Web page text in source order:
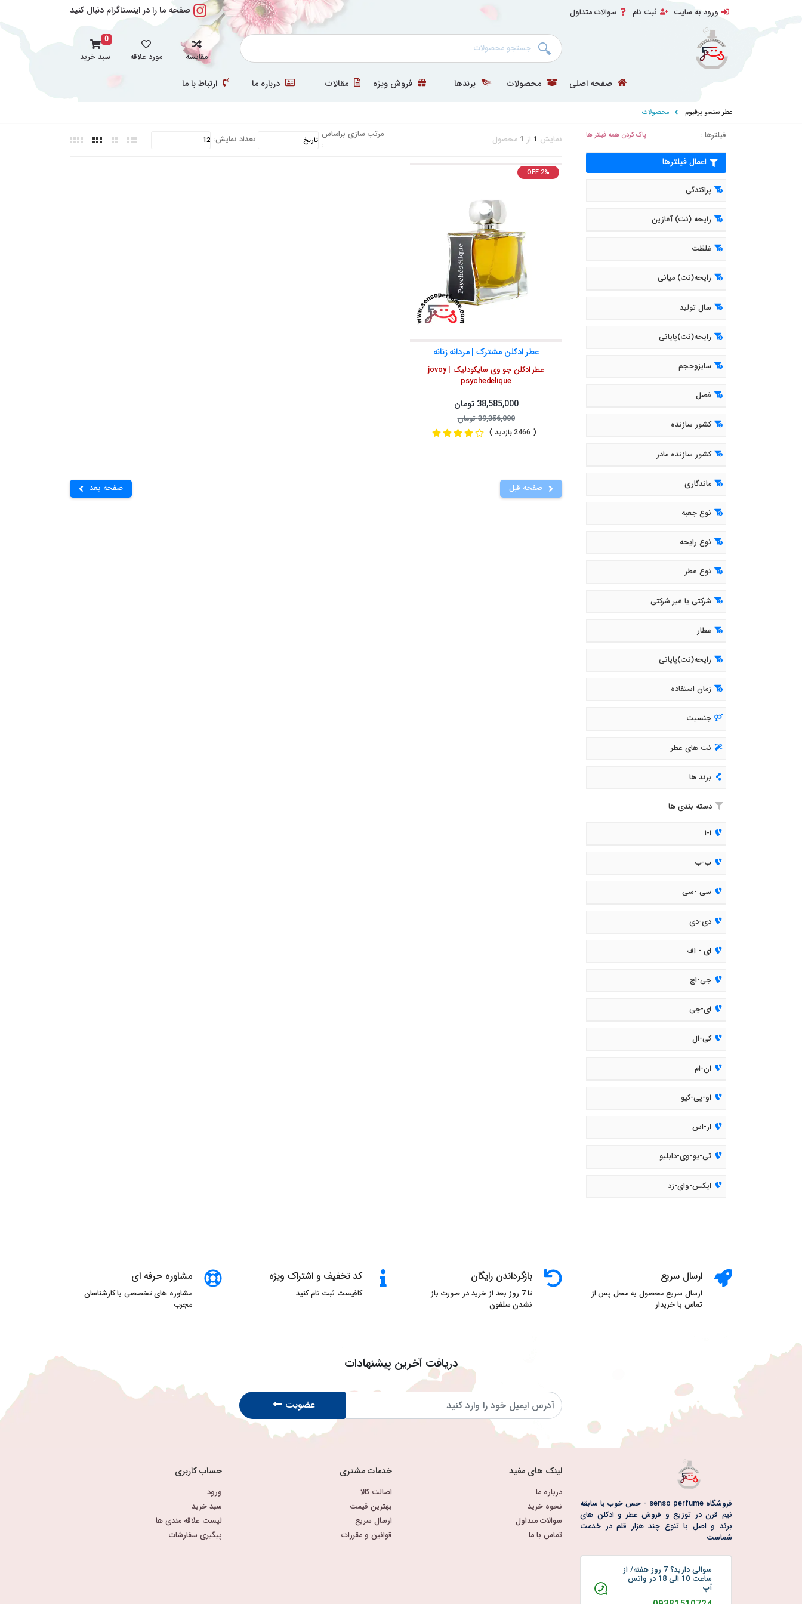
ورود به سایت ثبت نام سوالات متداول صفحه ما را در اینستاگرام دنبال کنید
مقایسه مورد علاقه
0
سبد خرید
صفحه اصلی محصولات برندها فروش ویژه مقالات درباره ما ارتباط با ما
عطر سنسو پرفیوم محصولات
نمایش 1 از 1 محصول
مرتب سازی براساس
:
تعداد نمایش:
OFF 2%
عطر ادکلن مشترک | مردانه زنانه
عطر ادکلن جو وی سایکودلیک | jovoy
psychedelique
38,585,000 تومان
39,356,000 تومان
( 2466 بازدید )
صفحه قبل صفحه بعد
فیلترها : پاک کردن همه فیلتر ها
اعمال فیلترها
پراکندگی
رایحه (نت) آغازین
غلظت
رایحه(نت) میانی
سال تولید
رایحه(نت)پایانی
سایزوحجم
فصل
کشور سازنده
کشور سازنده مادر
ماندگاری
نوع جعبه
نوع رایحه
نوع عطر
شرکتی یا غیر شرکتی
عطار
رایحه(نت)پایانی
زمان استفاده
جنسیت
نت های عطر
برند ها
دسته بندی ها
ا-ا
ب-ب
سی -سی
دی-دی
ای - اف
جی-اچ
ای-جی
کی-ال
ان-ام
او-پی-کیو
ار-اس
تی-یو-وی-دابلیو
ایکس-وای-زد
ارسال سریع
ارسال سریع محصول به محل پس از
تماس با خریدار
بازگرداندن رایگان
تا 7 روز بعد از خرید در صورت باز
نشدن سلفون
کد تخفیف و اشتراک ویژه
کافیست ثبت نام کنید
مشاوره حرفه ای
مشاوره های تخصصی با کارشناسان
مجرب
دریافت آخرین پیشنهادات
عضویت
فروشگاه senso perfume - حس خوب با سابقه
نیم قرن در توزیع و فروش عطر و ادکلن های
برند و اصل با تنوع چند هزار قلم در خدمت
شماست
سوالی دارید؟ 7 روز هفته/ از
ساعت 10 الی 18 در واتس
آپ
لینک های مفید
درباره ما
نحوه خرید
سوالات متداول
تماس با ما
خدمات مشتری
اصالت کالا
بهترین قیمت
ارسال سریع
قوانین و مقررات
حساب کاربری
ورود
سبد خرید
لیست علاقه مندی ها
پیگیری سفارشات